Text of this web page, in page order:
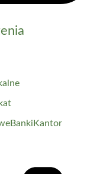
Banki Kantor